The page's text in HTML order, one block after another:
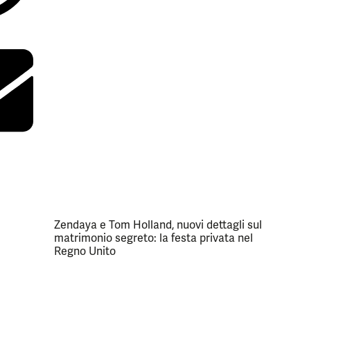
Zendaya e Tom Holland, nuovi dettagli sul
matrimonio segreto: la festa privata nel
Regno Unito